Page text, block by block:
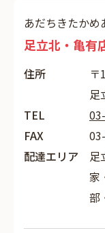
あだちきたかめ
足立北・亀有
住所
〒
足
TEL
FAX
配達エリア
足
家
部